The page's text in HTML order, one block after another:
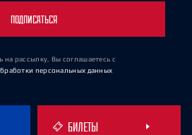
ПОДПИСАТЬСЯ
на рассылку, Вы соглашаетесь с
персональных данных
БИЛЕТЫ